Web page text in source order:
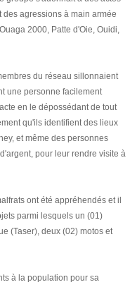
agressions à main armée
2000, Patte d'Oie, Ouidi,
du réseau sillonnaient
une personne facilement
en le dépossédant de tout
qu'ils identifient des lieux
et même des personnes
pour leur rendre visite à
ont été appréhendés et il
parmi lesquels un (01)
(Taser), deux (02) motos et
à la population pour sa